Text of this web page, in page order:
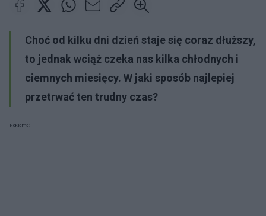
Choć od kilku dni dzień staje się coraz dłuższy,
to jednak wciąż czeka nas kilka chłodnych i
ciemnych miesięcy. W jaki sposób najlepiej
przetrwać ten trudny czas?
Reklama: